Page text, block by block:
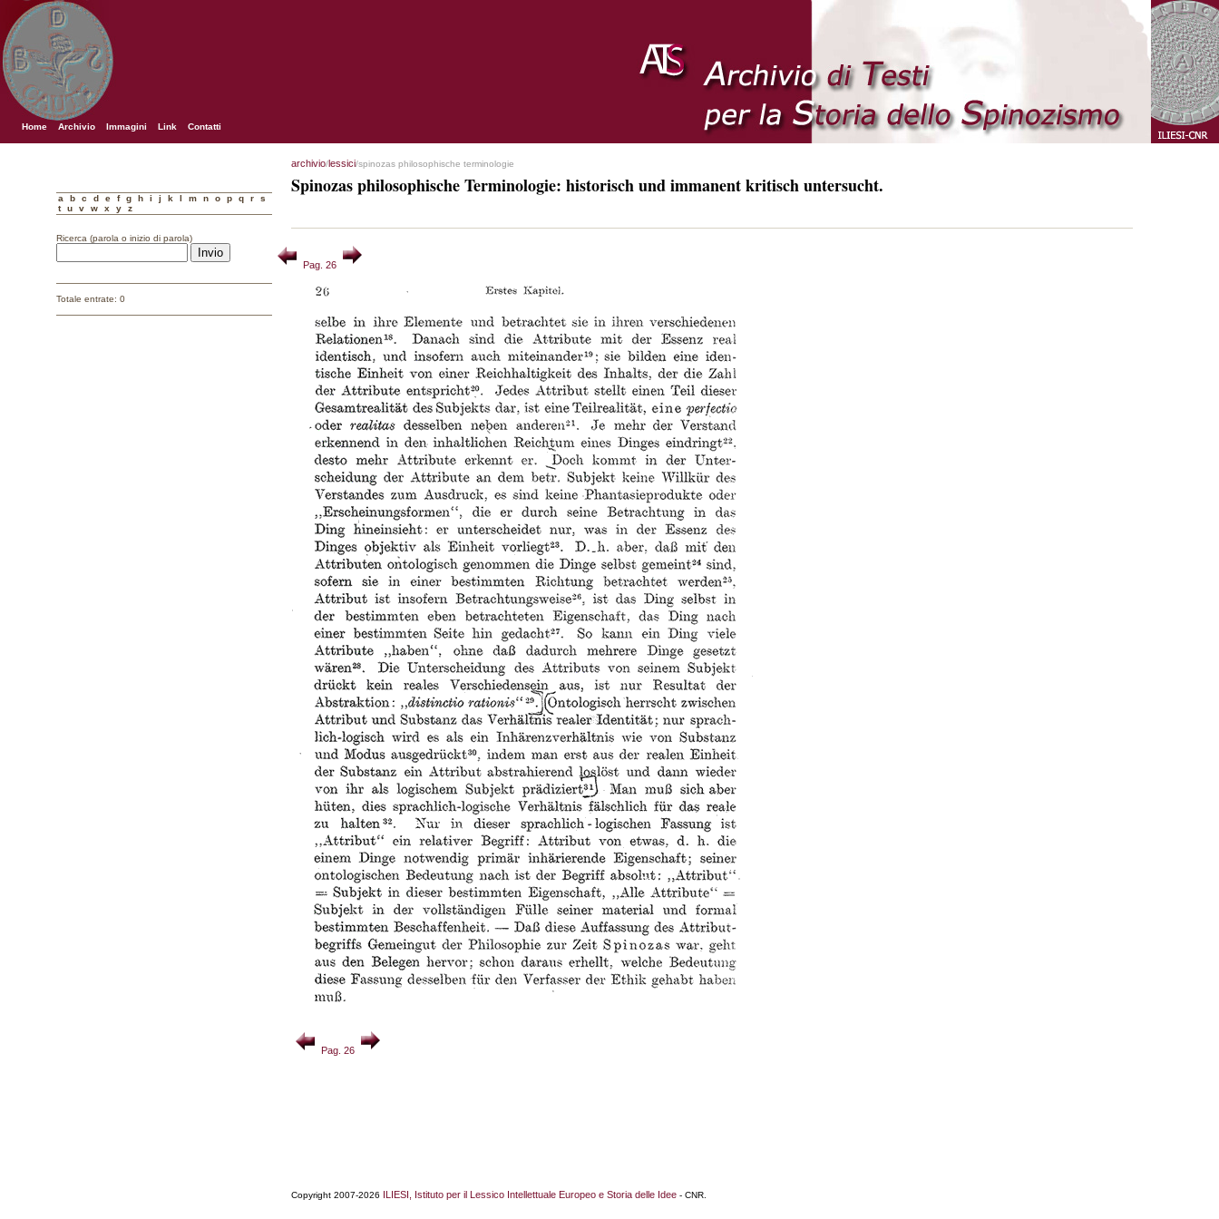
Home Archivio Immagini Link Contatti
a b c d e f g h i j k l m n o p q r
s
t
u v w x y z
Ricerca (parola o inizio di parola)
Totale entrate: 0
archivio/lessici/spinozas philosophische terminologie
Spinozas philosophische Terminologie: historisch und immanent kritisch untersucht.
Pag. 26
Pag. 26
Copyright 2007-2026 ILIESI, Istituto per il Lessico Intellettuale Europeo e Storia delle Idee - CNR.